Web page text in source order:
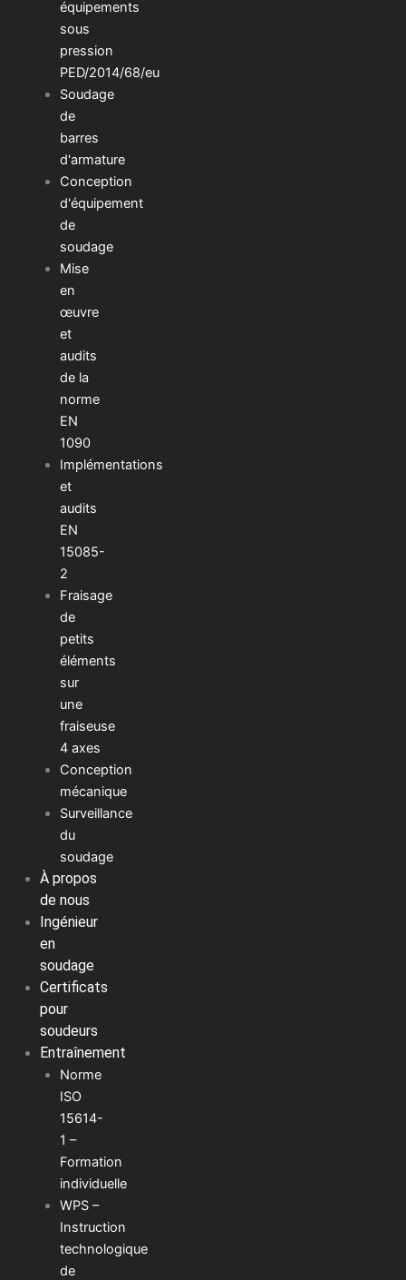
équipements
sous
pression
PED/2014/68/eu
Soudage
de
barres
d'armature
Conception
d'équipement
de
soudage
Mise
en
œuvre
et
audits
de la
norme
EN
1090
Implémentations
et
audits
EN
15085-
2
Fraisage
de
petits
éléments
sur
une
fraiseuse
4 axes
Conception
mécanique
Surveillance
du
soudage
À propos
de nous
Ingénieur
en
soudage
Certificats
pour
soudeurs
Entraînement
Norme
ISO
15614-
1 –
Formation
individuelle
WPS –
Instruction
technologique
de